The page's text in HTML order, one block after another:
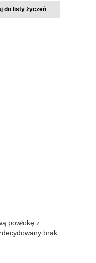
do listy życzeń
powłokę z
brak